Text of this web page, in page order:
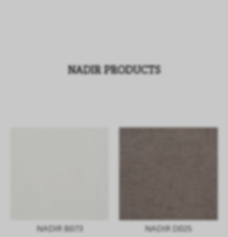
NADIR PRODUCTS
NADIR B073 NADIR D025